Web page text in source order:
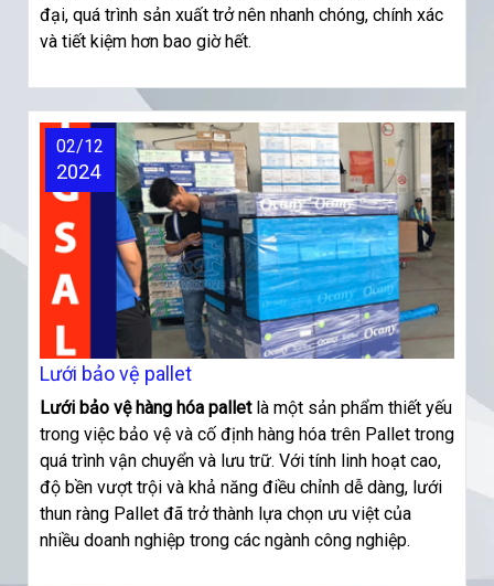
đại, quá trình sản xuất trở nên nhanh chóng, chính xác
và tiết kiệm hơn bao giờ hết.
Lưới bảo vệ pallet
02/12
2024
Lưới bảo vệ hàng hóa palletlà một sản phẩm thiết yếu
trong việc bảo vệ và cố định hàng hóa trên Pallet trong
quá trình vận chuyển và lưu trữ. Với tính linh hoạt cao,
độ bền vượt trội và khả năng điều chỉnh dễ dàng, lưới
thun ràng Pallet đã trở thành lựa chọn ưu việt của
nhiều doanh nghiệp trong các ngành công nghiệp.